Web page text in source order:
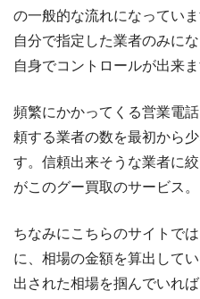
の一般的な流れになってい
自分で指定した業者のみに
自身でコントロールが出来ま
頻繁にかかってくる営業電
頼する業者の数を最初から
す。信頼出来そうな業者に
がこのグー買取のサービス。
ちなみにこちらのサイトで
に、相場の金額を算出して
出された相場を掴んでいれ